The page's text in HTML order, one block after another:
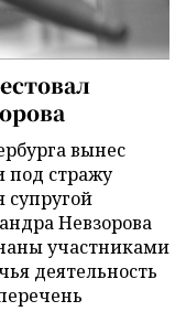
вынес
под стражу
супругой
Невзорова
участниками
деятельность